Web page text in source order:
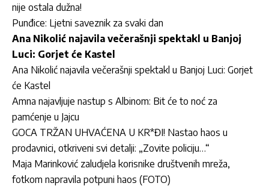
nije ostala dužna!
Punđice: Ljetni saveznik za svaki dan
Ana Nikolić najavila večerašnji spektakl u Banjoj
Luci: Gorjet će Kastel
Ana Nikolić najavila večerašnji spektakl u Banjoj Luci: Gorjet
će Kastel
Amna najavljuje nastup s Albinom: Bit će to noć za
pamćenje u Jajcu
GOCA TRŽAN UHVAĆENA U KR*ĐI! Nastao haos u
prodavnici, otkriveni svi detalji: „Zovite policiju…“
Maja Marinković zaludjela korisnike društvenih mreža,
fotkom napravila potpuni haos (FOTO)